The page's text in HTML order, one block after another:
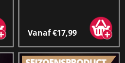
Vanaf €17,99